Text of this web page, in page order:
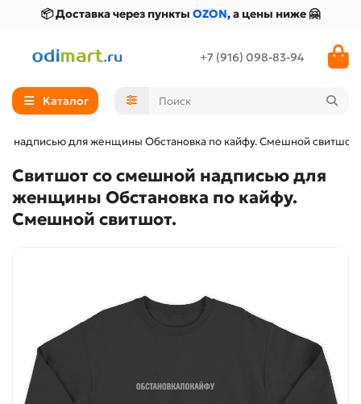
📦 Доставка через пункты OZON, а цены ниже 🤗
+7 (916) 098-83-94
Каталог
надписью для женщины Обстановка по кайфу. Смешной свитшот.
Свитшот со смешной надписью для
женщины Обстановка по кайфу.
Смешной свитшот.